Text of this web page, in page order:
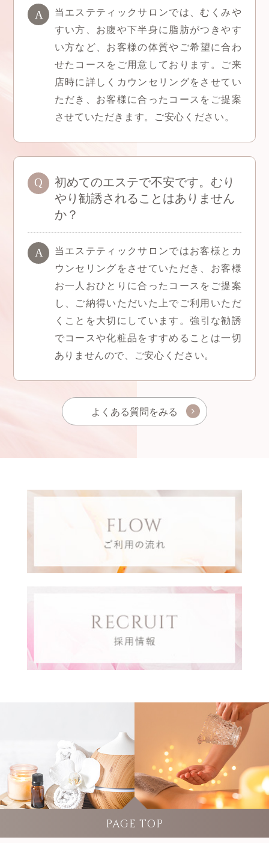
当エステティックサロンでは、むくみや
すい方、お腹や下半身に脂肪がつきやす
い方など、 お客様の体質やご希望に合わ
せたコースをご用意しております。 ご来
店時に詳しくカウンセリングをさせてい
ただき、お客様に合ったコースをご提案
させていただきます。ご安心ください。
初めてのエステで不安です。むり
やり勧誘されることはありません
か？
当エステティックサロンではお客様とカ
ウンセリングをさせていただき、 お客様
お一人おひとりに合ったコースをご提案
し、ご納得いただいた上でご利用いただ
くことを大切にしています。強引な勧誘
でコースや化粧品をすすめることは一切
ありませんので、ご安心ください。
よくある質問をみる
PAGE TOP